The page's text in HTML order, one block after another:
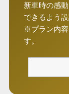
新車時の感
できるよう
※プラン内容
す。